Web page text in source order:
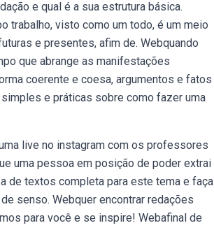
e qual é a sua estrutura básica.
trabalho, visto como um todo, é um meio
e presentes, afim de. Webquando
que abrange as manifestações
coerente e coesa, argumentos e fatos
e práticas sobre como fazer uma
live no instagram com os professores
uma pessoa em posição de poder extrai
de textos completa para este tema e faça
senso. Webquer encontrar redações
para você e se inspire! Webafinal de